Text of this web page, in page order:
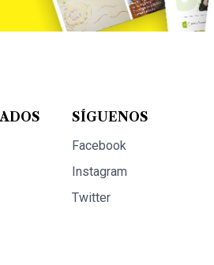
SÍGUENOS
Facebook
Instagram
Twitter